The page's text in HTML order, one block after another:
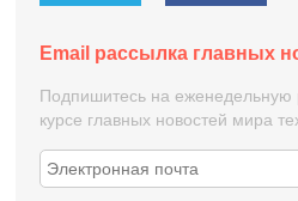
Email рассылка главных
Подпишитесь на еженедельную
курсе главных новостей мира